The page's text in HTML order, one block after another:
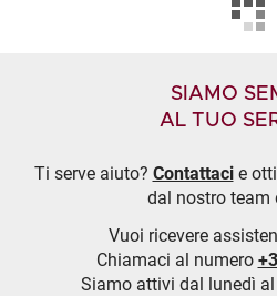
SIAMO
AL TUO
Ti serve aiuto? Contattacie
dal nostro team
Vuoi ricevere
Chiamaci al numero
Siamo attivi dal lunedì